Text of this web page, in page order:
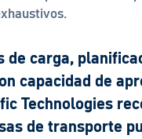
de carga,
capacidad de
Technologies
de transporte